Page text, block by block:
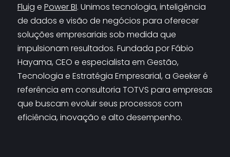
Fluig e Power BI. Unimos tecnologia, inteligência
de dados e visão de negócios para oferecer
soluções empresariais sob medida que
impulsionam resultados. Fundada por Fábio
Hayama, CEO e especialista em Gestão,
Tecnologia e Estratégia Empresarial, a Geeker é
referência em consultoria TOTVS para empresas
que buscam evoluir seus processos com
eficiência, inovação e alto desempenho.